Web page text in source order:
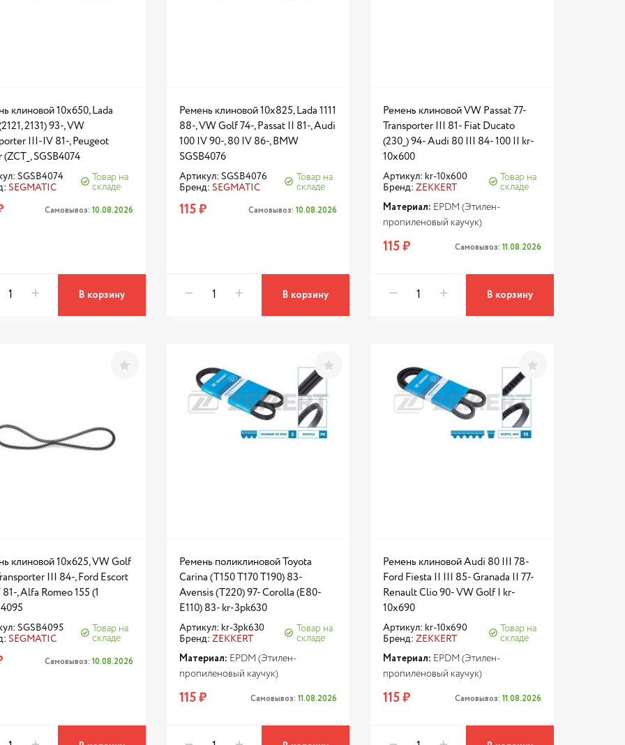
клиновой 10x650, Lada
2131) 93-, VW
III-IV 81-, Peugeot
(ZCT_, SGSB4074
SGSB4074
SEGMATIC
Товар на
складе
Самовывоз: 10.08.2026
В корзину
Ремень клиновой 10x825, Lada 1111
88-, VW Golf 74-, Passat II 81-, Audi
100 IV 90-, 80 IV 86-, BMW
SGSB4076
Артикул: SGSB4076
Бренд: SEGMATIC
Товар на
складе
115 ₽ Самовывоз:10.08.2026
В корзину
Ремень клиновой VW Passat 77-
Transporter III 81- Fiat Ducato
(230_) 94- Audi 80 III 84- 100 II kr-
10x600
Артикул: kr-10x600
Бренд:ZEKKERT
Товар на
складе
Материал: EPDM (Этилен-
пропиленовый каучук)
115 ₽ Самовывоз: 11.08.2026
В корзину
клиновой 10x625, VW Golf
III 84-, Ford Escort
81-, Alfa Romeo 155 (1
SGSB4095
SEGMATIC
Товар на
складе
Самовывоз: 10.08.2026
Ремень поликлиновой Toyota
Carina (T150 T170 T190) 83-
Avensis (T220) 97- Corolla (E80-
E110) 83- kr-3pk630
Артикул: kr-3pk630
Бренд: ZEKKERT
Товар на
складе
Материал: EPDM (Этилен-
пропиленовый каучук)
115 ₽ Самовывоз:11.08.2026
Ремень клиновой Audi 80 III 78-
Ford Fiesta II III 85- Granada II 77-
Renault Clio 90- VW Golf I kr-
10x690
Артикул: kr-10x690
Бренд:ZEKKERT
Товар на
складе
Материал: EPDM (Этилен-
пропиленовый каучук)
115 ₽ Самовывоз: 11.08.2026